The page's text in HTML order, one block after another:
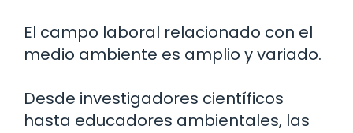
El campo laboral relacionado con el
medio ambiente es amplio y variado.
Desde investigadores científicos
hasta educadores ambientales, las